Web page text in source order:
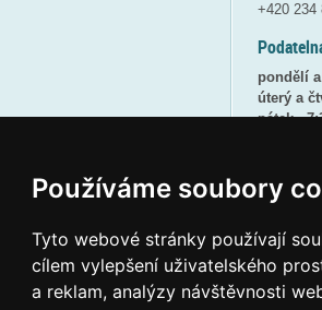
Používáme soubory
Tyto webové stránky používají
cílem vylepšení uživatelského
a reklam, analýzy návštěvnosti
+420 234
pondělí a
úterý a
pátek -
(více
ID